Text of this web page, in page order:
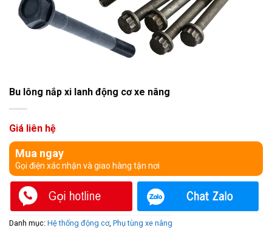
Bu lông nắp xi lanh động cơ xe nâng
Giá liên hệ
Mua ngay
Gọi điện xác nhận và giao hàng tận nơi
Danh mục: Hệ thống động cơ, Phụ tùng xe nâng